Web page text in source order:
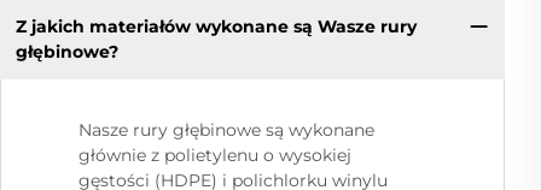
Z jakich materiałów wykonane są Wasze rury
głębinowe?
Nasze rury głębinowe są wykonane
głównie z polietylenu o wysokiej
gęstości (HDPE) i polichlorku winylu